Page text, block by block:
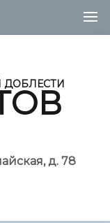
ДОБЛЕСТИ
д. 78